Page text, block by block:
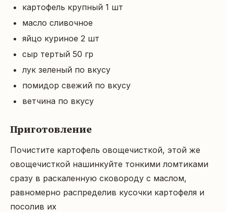
картофель крупный 1 шт
масло сливочное
яйцо куриное 2 шт
сыр тертый 50 гр
лук зеленый по вкусу
помидор свежий по вкусу
ветчина по вкусу
Приготовление
Почистите картофель овощечисткой, этой же
овощечисткой нашинкуйте тонкими ломтиками
сразу в раскаленную сковороду с маслом,
равномерно распределив кусочки картофеля и
посолив их